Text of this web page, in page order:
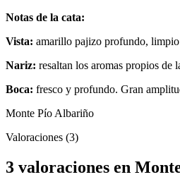
Notas de la cata:
Vista: amarillo pajizo profundo,
Nariz: resaltan los aromas propios de
Boca: fresco y profundo. Gran
Monte Pío Albariño
Valoraciones (3)
3 valoraciones en